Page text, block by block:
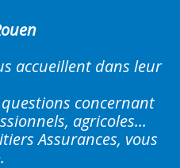
accueillent dans leur
concernant
agricoles...
Assurances, vous